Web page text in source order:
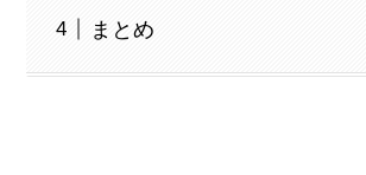
まとめ